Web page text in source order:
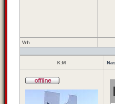
Vrh
K:M